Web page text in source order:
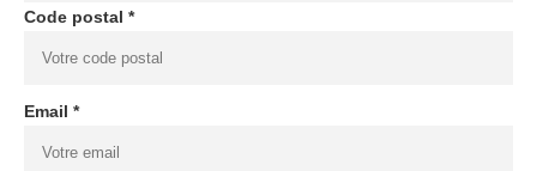
Code postal *
Email *